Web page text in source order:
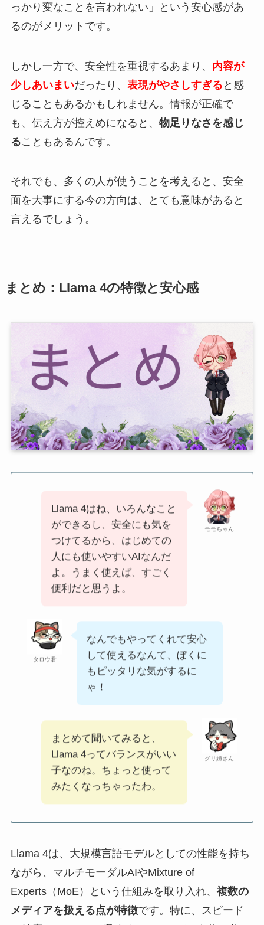
っかり変なことを言われない」という安心感があ
るのがメリットです。
しかし一方で、安全性を重視するあまり、 内容が
少しあいまいだったり、 表現がやさしすぎる と感
じることもあるかもしれません。情報が正確で
も、伝え方が控えめになると、 物足りなさを感じ
ることもあるんです。
それでも、多くの人が使うことを考えると、安全
面を大事にする今の方向は、とても意味があると
言えるでしょう。
まとめ：Llama 4の特徴と安心感
モモちゃん
Llama 4はね、いろんなこと
ができるし、安全にも気を
つけてるから、はじめての
人にも使いやすいAIなんだ
よ。うまく使えば、すごく
便利だと思うよ。
タロウ君
なんでもやってくれて安心
して使えるなんて、ぼくに
もピッタリな気がするに
ゃ！
グリ姉さん
まとめて聞いてみると、
Llama 4ってバランスがいい
子なのね。ちょっと使って
みたくなっちゃったわ。
Llama 4は、大規模言語モデルとしての性能を持ち
ながら、マルチモーダルAIやMixture of
Experts（MoE）という仕組みを取り入れ、 複数の
メディアを扱える点が特徴です。特に、スピード